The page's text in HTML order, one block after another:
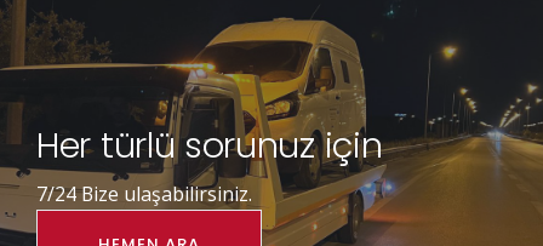
Her türlü sorunuz için
7/24 Bize ulaşabilirsiniz.